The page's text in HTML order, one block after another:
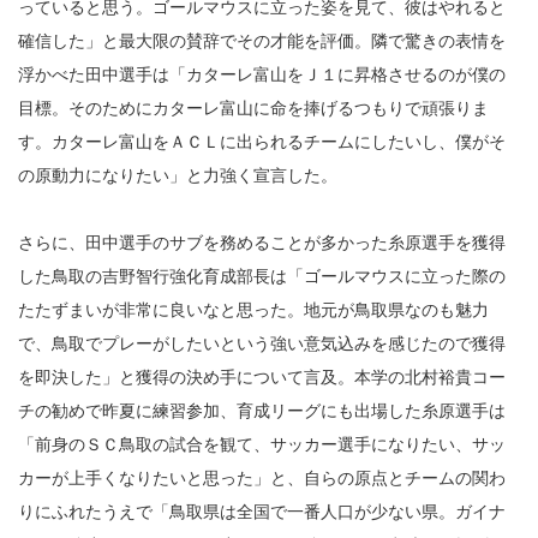
っていると思う。ゴールマウスに立った姿を見て、彼はやれると
確信した」と最大限の賛辞でその才能を評価。隣で驚きの表情を
浮かべた田中選手は「カターレ富山をＪ１に昇格させるのが僕の
目標。そのためにカターレ富山に命を捧げるつもりで頑張りま
す。カターレ富山をＡＣＬに出られるチームにしたいし、僕がそ
の原動力になりたい」と力強く宣言した。
さらに、田中選手のサブを務めることが多かった糸原選手を獲得
した鳥取の吉野智行強化育成部長は「ゴールマウスに立った際の
たたずまいが非常に良いなと思った。地元が鳥取県なのも魅力
で、鳥取でプレーがしたいという強い意気込みを感じたので獲得
を即決した」と獲得の決め手について言及。本学の北村裕貴コー
チの勧めで昨夏に練習参加、育成リーグにも出場した糸原選手は
「前身のＳＣ鳥取の試合を観て、サッカー選手になりたい、サッ
カーが上手くなりたいと思った」と、自らの原点とチームの関わ
りにふれたうえで「鳥取県は全国で一番人口が少ない県。ガイナ